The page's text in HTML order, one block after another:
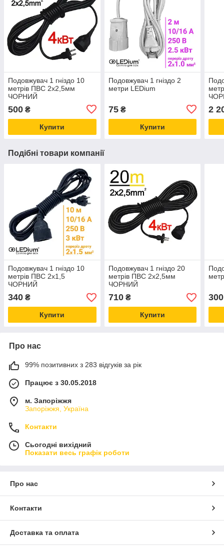
Подовжувач 1 гніздо 10
метрів ПВС 2х2,5мм
ЧОРНИЙ
500 ₴
Купити
Подовжувач 1 гніздо 2
метри LEDium
75₴
Купити
2
Подібні товари компанії
Подовжувач 1 гніздо 10
метрів ПВС 2х1,5
ЧОРНИЙ
340 ₴
Купити
Подовжувач 1 гніздо 20
метрів ПВС 2х2,5мм
ЧОРНИЙ
710₴
Купити
300
Про нас
99% позитивних з 283 відгуків за рік
Працює з 30.05.2018
м. Запоріжжя
Запоріжжя, Україна
Контакти
Сьогодні вихідний
Показати весь графік роботи
Про нас
Контакти
Доставка та оплата